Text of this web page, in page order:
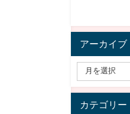
アーカイブ
カテゴリー